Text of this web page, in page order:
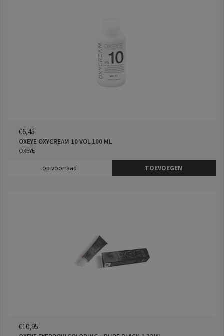
€6,45
OXEYE OXYCREAM 10 VOL 100 ML
OXEYE
op voorraad TOEVOEGEN
€10,95